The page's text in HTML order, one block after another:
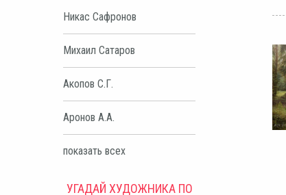
Никас Сафронов
Михаил Сатаров
Акопов С.Г.
Аронов А.А.
показать всех
УГАДАЙ ХУДОЖНИКА ПО